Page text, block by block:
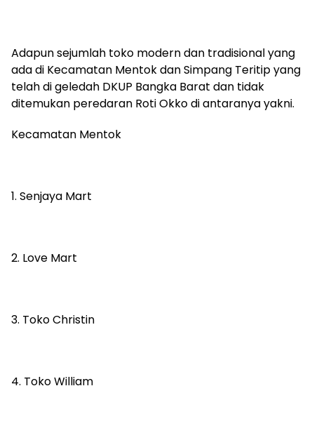
Adapun sejumlah toko modern dan tradisional yang
ada di Kecamatan Mentok dan Simpang Teritip yang
telah di geledah DKUP Bangka Barat dan tidak
ditemukan peredaran Roti Okko di antaranya yakni.
Kecamatan Mentok
1. Senjaya Mart
2. Love Mart
3. Toko Christin
4. Toko William